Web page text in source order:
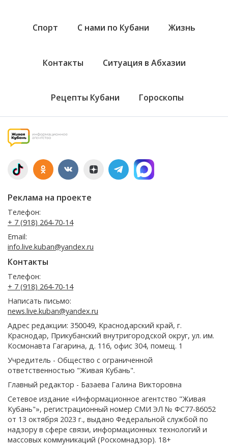
Спорт С нами по Кубани Жизнь
Контакты Ситуация в Абхазии
Рецепты Кубани Гороскопы
Реклама на проекте
Телефон:
+ 7 (918) 264-70-14
Email:
info.live.kuban@yandex.ru
Контакты
Телефон:
+ 7 (918) 264-70-14
Написать письмо:
news.live.kuban@yandex.ru
Адрес редакции: 350049, Краснодарский край, г.
Краснодар, Прикубанский внутригородской округ, ул. им.
Космонавта Гагарина, д. 116, офис 304, помещ. 1
Учредитель - Общество с ограниченной
ответственностью "Живая Кубань".
Главный редактор - Базаева Галина Викторовна
Сетевое издание «Информационное агентство "Живая
Кубань"», регистрационный номер СМИ ЭЛ № ФС77-86052
от 13 октября 2023 г., выдано Федеральной службой по
надзору в сфере связи, информационных технологий и
массовых коммуникаций (Роскомнадзор). 18+